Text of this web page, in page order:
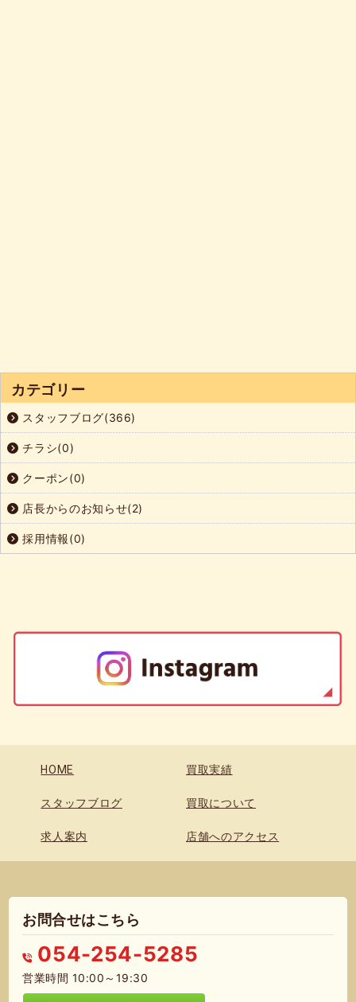
カテゴリー
スタッフブログ(366)
チラシ(0)
クーポン(0)
店長からのお知らせ(2)
採用情報(0)
HOME 買取実績
スタッフブログ 買取について
求人案内 店舗へのアクセス
お問合せはこちら
054-254-5285
営業時間 10:00～19:30